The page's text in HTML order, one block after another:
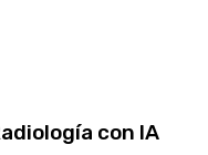
con IA